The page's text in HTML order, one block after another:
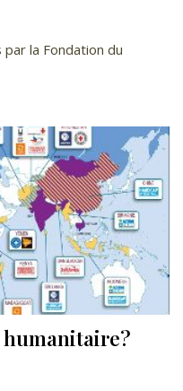
la Fondation du
humanitaire?